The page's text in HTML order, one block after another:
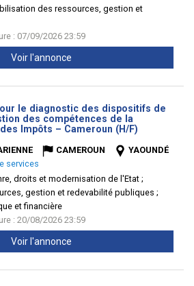
des ressources, gestion et
: 07/09/2026 23:59
Voir l'annonce
le diagnostic des dispositifs de
des compétences de la
Impôts – Cameroun (H/F)
CAMEROUN
YAOUNDÉ
services
droits et modernisation de l'Etat ;
gestion et redevabilité publiques ;
et financière
: 20/08/2026 23:59
Voir l'annonce